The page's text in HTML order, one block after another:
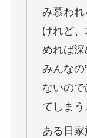
み慕われ
けれど
めれば
みんなの
ないの
てしまう
ある日